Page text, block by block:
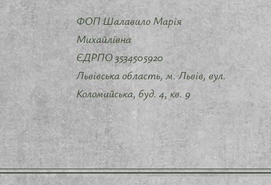
ФОП Шалавило Марія
Михайлівна
ЄДРПО 3534505920
Львівська область, м. Львів, вул.
Коломийська, буд. 4, кв. 9 ​